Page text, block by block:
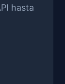
hasta